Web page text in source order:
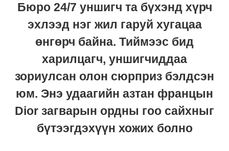
Бюро 24/7 уншигч та бүхэнд хүрч
эхлээд нэг жил гаруй хугацаа
өнгөрч байна. Тиймээс бид
харилцагч, уншигчиддаа
зориулсан олон сюрприз бэлдсэн
юм. Энэ удаагийн азтан францын
Dior загварын ордны гоо сайхныг
бүтээгдэхүүн хожих болно